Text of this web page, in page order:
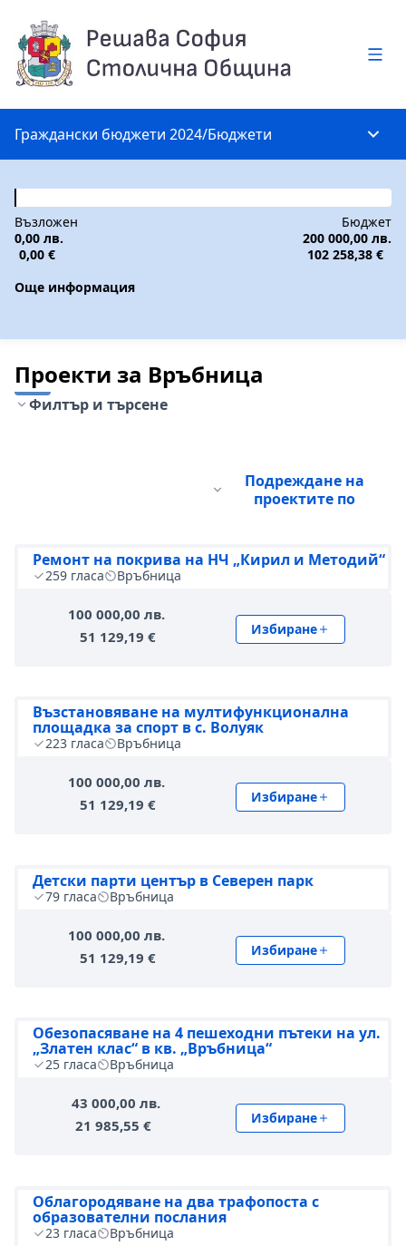
Граждански бюджети 2024/Бюджети
Възложен
0,00 лв.
0,00 €
Бюджет
200 000,00 лв.
102 258,38 €
Още информация
Проекти за Връбница
Филтър и търсене
Подреждане на
проектите по
Ремонт на покрива на НЧ „Кирил и Методий“
259 гласа Връбница
100 000,00 лв.
51 129,19 €
Избиране
Възстановяване на мултифункционална
площадка за спорт в с. Волуяк
223 гласа Връбница
100 000,00 лв.
51 129,19 €
Избиране
Детски парти център в Северен парк
79 гласа Връбница
100 000,00 лв.
51 129,19 €
Избиране
Обезопасяване на 4 пешеходни пътеки на ул.
„Златен клас“ в кв. „Връбница“
25 гласа Връбница
43 000,00 лв.
21 985,55 €
Избиране
Облагородяване на два трафопоста с
образователни послания
23 гласа Връбница